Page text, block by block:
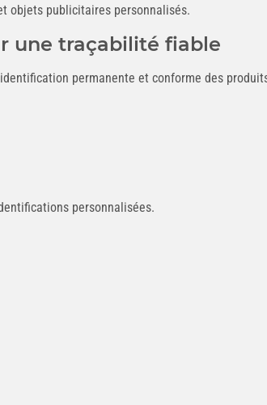
objets publicitaires personnalisés.
une traçabilité fiable
permanente et conforme des
personnalisées.